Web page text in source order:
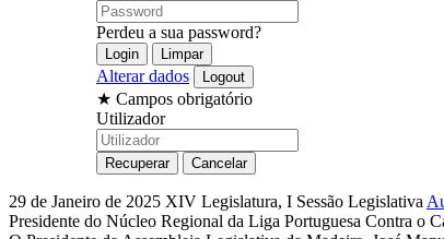
Perdeu a sua password?
Alterar dados
★ Campos obrigatório
Utilizador
29 de Janeiro de 2025 XIV Legislatura, I Sessão Legislativa
Presidente do Núcleo Regional da Liga Portuguesa Contra o